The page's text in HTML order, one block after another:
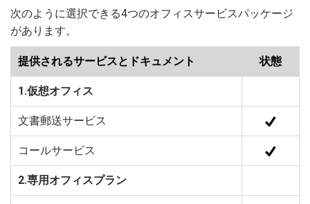
次のように選択できる4つのオフィスサービスパッケージ
があります。
提供されるサービスとドキュメント 状態
1.仮想オフィス
文書郵送サービス
コールサービス
2.専用オフィスプラン